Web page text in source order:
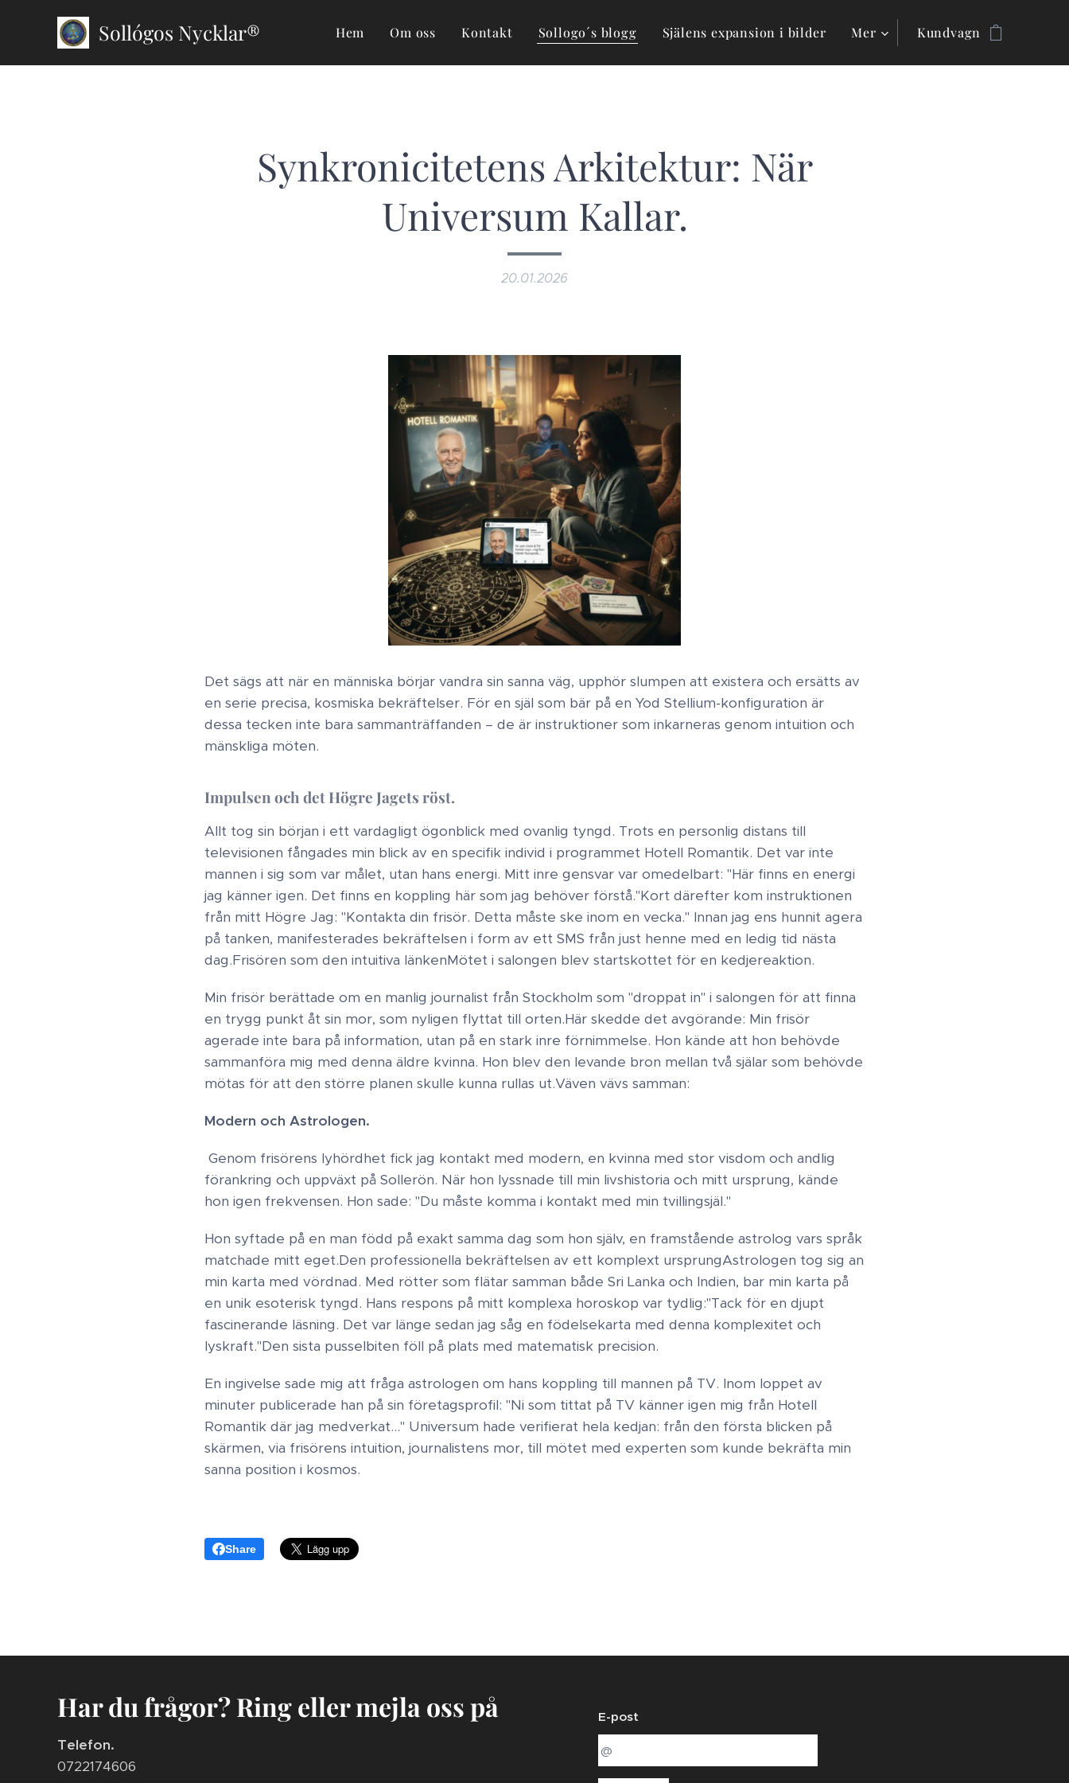
Sollógos Nycklar® Hem Om oss Kontakt Sollogo´s blogg Själens expansion i bilder Mer Kundvagn
Synkronicitetens Arkitektur: När
Universum Kallar.
20.01.2026
Det sägs att när en människa börjar vandra sin sanna väg, upphör slumpen att existera och ersätts av
en serie precisa, kosmiska bekräftelser. För en själ som bär på en Yod Stellium-konfiguration är
dessa tecken inte bara sammanträffanden – de är instruktioner som inkarneras genom intuition och
mänskliga möten.​
Impulsen och det Högre Jagets röst​.
Allt tog sin början i ett vardagligt ögonblick med ovanlig tyngd. Trots en personlig distans till
televisionen fångades min blick av en specifik individ i programmet Hotell Romantik. Det var inte
mannen i sig som var målet, utan hans energi. Mitt inre gensvar var omedelbart: "Här finns en energi
jag känner igen. Det finns en koppling här som jag behöver förstå."​Kort därefter kom instruktionen
från mitt Högre Jag: "Kontakta din frisör. Detta måste ske inom en vecka." Innan jag ens hunnit agera
på tanken, manifesterades bekräftelsen i form av ett SMS från just henne med en ledig tid nästa
dag.​Frisören som den intuitiva länken​Mötet i salongen blev startskottet för en kedjereaktion.
Min frisör berättade om en manlig journalist från Stockholm som "droppat in" i salongen för att finna
en trygg punkt åt sin mor, som nyligen flyttat till orten.​Här skedde det avgörande: Min frisör
agerade inte bara på information, utan på en stark inre förnimmelse. Hon kände att hon behövde
sammanföra mig med denna äldre kvinna. Hon blev den levande bron mellan två själar som behövde
mötas för att den större planen skulle kunna rullas ut.​Väven vävs samman:
Modern och Astrologen​.
Genom frisörens lyhördhet fick jag kontakt med modern, en kvinna med stor visdom och andlig
förankring och uppväxt på Sollerön. När hon lyssnade till min livshistoria och mitt ursprung, kände
hon igen frekvensen. Hon sade: "Du måste komma i kontakt med min tvillingsjäl."
Hon syftade på en man född på exakt samma dag som hon själv, en framstående astrolog vars språk
matchade mitt eget.​Den professionella bekräftelsen av ett komplext ursprung​Astrologen tog sig an
min karta med vördnad. Med rötter som flätar samman både Sri Lanka och Indien, bar min karta på
en unik esoterisk tyngd. Hans respons på mitt komplexa horoskop var tydlig:​"Tack för en djupt
fascinerande läsning. Det var länge sedan jag såg en födelsekarta med denna komplexitet och
lyskraft."​Den sista pusselbiten föll på plats med matematisk precision.
En ingivelse sade mig att fråga astrologen om hans koppling till mannen på TV. Inom loppet av
minuter publicerade han på sin företagsprofil: "Ni som tittat på TV känner igen mig från Hotell
Romantik där jag medverkat..." Universum hade verifierat hela kedjan: från den första blicken på
skärmen, via frisörens intuition, journalistens mor, till mötet med experten som kunde bekräfta min
sanna position i kosmos.
Share
Har du frågor? Ring eller mejla oss på
Telefon.
0722174606
E-post